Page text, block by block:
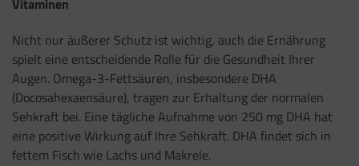
Vitaminen
Nicht nur äußerer Schutz ist wichtig, auch die Ernährung
spielt eine entscheidende Rolle für die Gesundheit Ihrer
Augen. Omega-3-Fettsäuren, insbesondere DHA
(Docosahexaensäure), tragen zur Erhaltung der normalen
Sehkraft bei. Eine tägliche Aufnahme von 250 mg DHA hat
eine positive Wirkung auf Ihre Sehkraft. DHA findet sich in
fettem Fisch wie Lachs und Makrele.